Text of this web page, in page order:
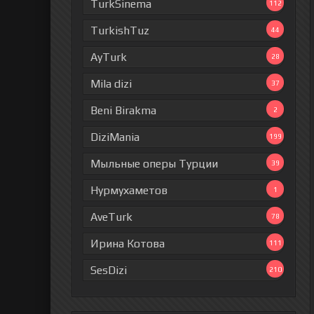
TurkSinema 112
TurkishTuz 44
AyTurk 28
Mila dizi 37
Beni Birakma 2
DiziMania 199
Мыльные оперы Турции 39
Нурмухаметов 1
AveTurk 78
Ирина Котова 111
SesDizi 210